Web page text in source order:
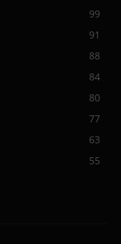
99
91
88
84
80
77
63
55